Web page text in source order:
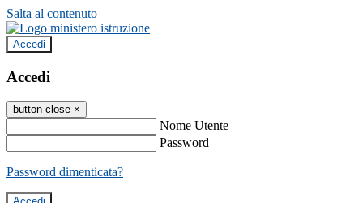
Salta al contenuto
Accedi
Accedi
button close ×
Nome Utente
Password
Password dimenticata?